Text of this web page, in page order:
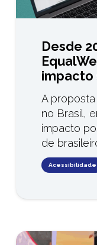
Desde
impacto
A
no Brasil,
impacto
de
Acessibilidade